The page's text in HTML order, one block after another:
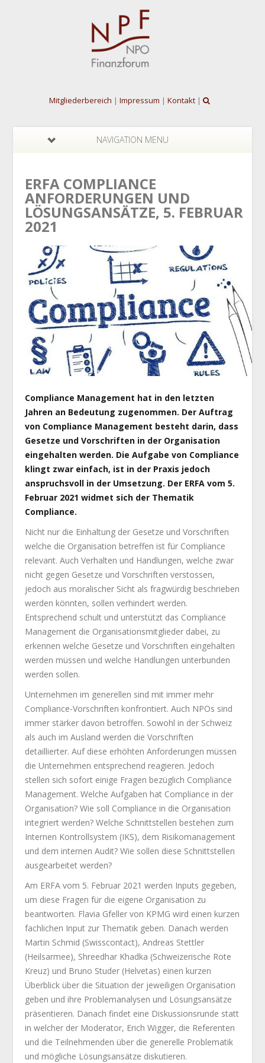
Mitgliederbereich | Impressum | Kontakt|
NAVIGATION MENU
ERFA COMPLIANCE
ANFORDERUNGEN UND
LÖSUNGSANSÄTZE, 5. FEBRUAR
2021
Compliance Management hat in den letzten
Jahren an Bedeutung zugenommen. Der Auftrag
von Compliance Management besteht darin, dass
Gesetze und Vorschriften in der Organisation
eingehalten werden. Die Aufgabe von Compliance
klingt zwar einfach, ist in der Praxis jedoch
anspruchsvoll in der Umsetzung. Der ERFA vom 5.
Februar 2021 widmet sich der Thematik
Compliance.
Nicht nur die Einhaltung der Gesetze und Vorschriften
welche die Organisation betreffen ist für Compliance
relevant. Auch Verhalten und Handlungen, welche zwar
nicht gegen Gesetze und Vorschriften verstossen,
jedoch aus moralischer Sicht als fragwürdig beschrieben
werden könnten, sollen verhindert werden.
Entsprechend schult und unterstützt das Compliance
Management die Organisationsmitglieder dabei, zu
erkennen welche Gesetze und Vorschriften eingehalten
werden müssen und welche Handlungen unterbunden
werden sollen.
Unternehmen im generellen sind mit immer mehr
Compliance-Vorschriften konfrontiert. Auch NPOs sind
immer stärker davon betroffen. Sowohl in der Schweiz
als auch im Ausland werden die Vorschriften
detaillierter. Auf diese erhöhten Anforderungen müssen
die Unternehmen entsprechend reagieren. Jedoch
stellen sich sofort einige Fragen bezüglich Compliance
Management. Welche Aufgaben hat Compliance in der
Organisation? Wie soll Compliance in die Organisation
integriert werden? Welche Schnittstellen bestehen zum
Internen Kontrollsystem (IKS), dem Risikomanagement
und dem internen Audit? Wie sollen diese Schnittstellen
ausgearbeitet werden?
Am ERFA vom 5. Februar 2021 werden Inputs gegeben,
um diese Fragen für die eigene Organisation zu
beantworten. Flavia Gfeller von KPMG wird einen kurzen
fachlichen Input zur Thematik geben. Danach werden
Martin Schmid (Swisscontact), Andreas Stettler
(Heilsarmee), Shreedhar Khadka (Schweizerische Rote
Kreuz) und Bruno Studer (Helvetas) einen kurzen
Überblick über die Situation der jeweiligen Organisation
geben und ihre Problemanalysen und Lösungsansätze
präsentieren. Danach findet eine Diskussionsrunde statt
in welcher der Moderator, Erich Wigger, die Referenten
und die Teilnehmenden über die generelle Problematik
und mögliche Lösungsansätze diskutieren.